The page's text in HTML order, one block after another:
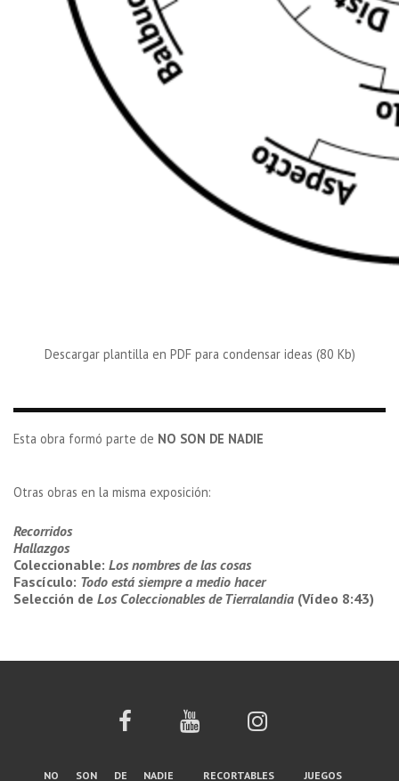
Descargar plantilla en PDF para condensar ideas (80 Kb)
Esta obra formó parte de NO SON DE NADIE
Otras obras en la misma exposición:
Recorridos
Hallazgos
Coleccionable: Los nombres de las cosas
Fascículo: Todo está siempre a medio hacer
Selección de Los Coleccionables de Tierralandia (Vídeo 8:43)
no son de nadie recortables juegos